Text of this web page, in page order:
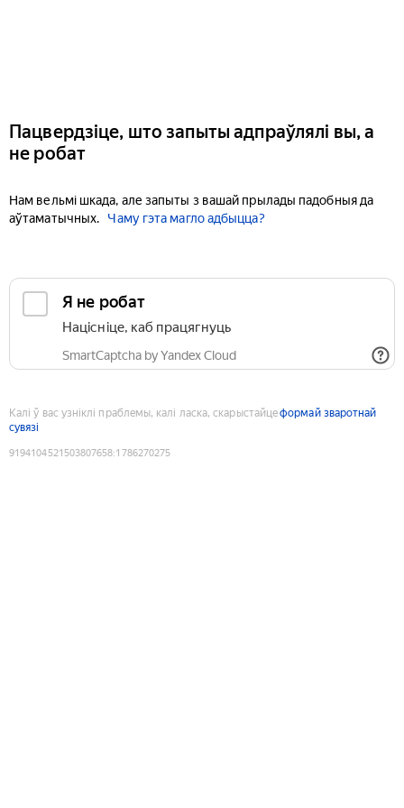
Пацвердзіце, што запыты адпраўлялі вы, а
не робат
Нам вельмі шкада, але запыты з вашай прылады падобныя да
аўтаматычных.
Чаму гэта магло адбыцца?
Я не робат
Націсніце, каб працягнуць
SmartCaptcha by Yandex Cloud
Калі ў вас узніклі праблемы, калі ласка, скарыстайцеформай зваротнай
сувязі
9194104521503807658:1786270275